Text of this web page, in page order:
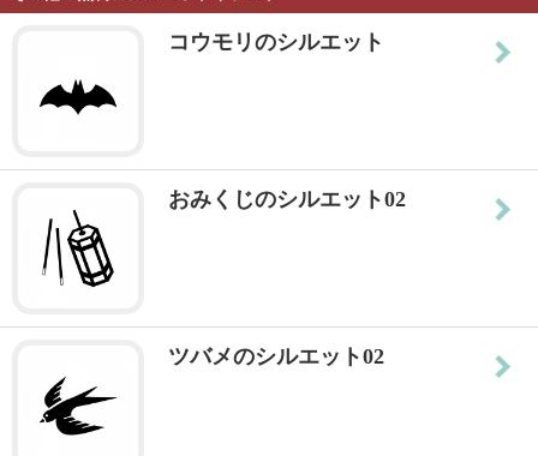
コウモリのシルエット
おみくじのシルエット02
ツバメのシルエット02